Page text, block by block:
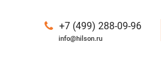
+7 (499) 288-09-96
info@hilson.ru